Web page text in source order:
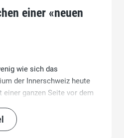
einer «neuen
wie sich das
der Innerschweiz heute
einer ganzen Seite vor dem
mit herbeigezogenen